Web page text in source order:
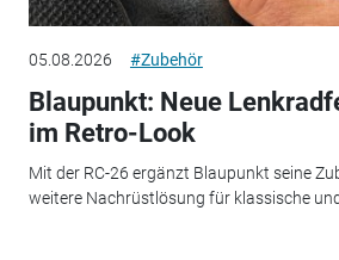
05.08.2026 #Zubehör
Blaupunkt: Neue
im Retro-Look
Mit der RC-26 ergänzt Blaupunkt seine
weitere Nachrüstlösung für klassische